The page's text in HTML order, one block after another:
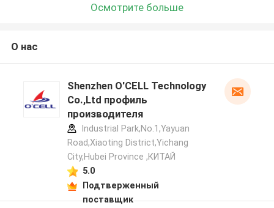
Осмотрите больше
О нас
Shenzhen O'CELL Technology
Co.,Ltd профиль
производителя
Industrial Park,No.1,Yayuan
Road,Xiaoting District,Yichang
City,Hubei Province ,КИТАЙ
5.0
Подтверженный
поставщик